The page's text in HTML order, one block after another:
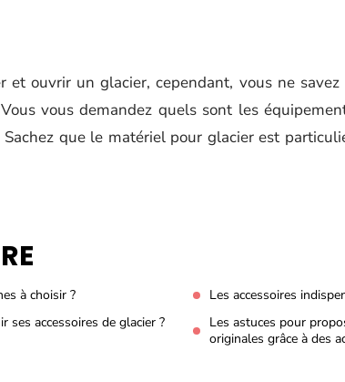
et ouvrir un glacier, cependant, vous ne
vous demandez quels sont les
que le matériel pour glacier est
à choisir ?
Les accessoires
ses accessoires de glacier ?
Les astuces pour
originales grâce à des